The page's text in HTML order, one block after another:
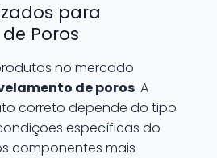
para
Poros
no mercado
de poros. A
correto depende do tipo
específicas do
componentes mais